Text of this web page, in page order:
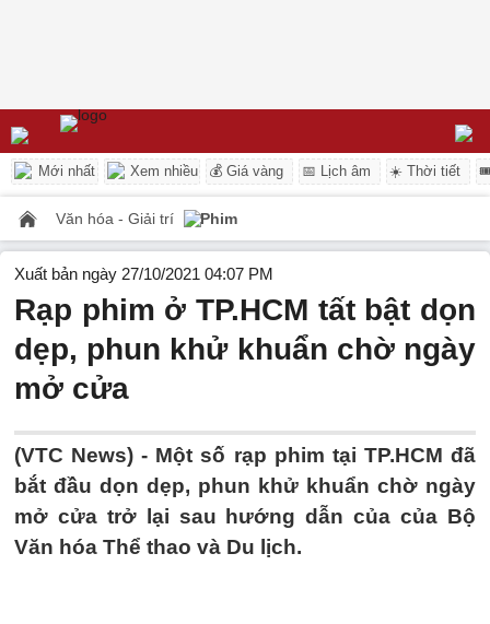
Mới nhất Xem nhiều 💰 Giá vàng 📅 Lịch âm ☀️ Thời tiết
Văn hóa - Giải trí Phim
Xuất bản ngày 27/10/2021 04:07 PM
Rạp phim ở TP.HCM tất bật dọn
dẹp, phun khử khuẩn chờ ngày
mở cửa
(VTC News) - Một số rạp phim tại TP.HCM đã
bắt đầu dọn dẹp, phun khử khuẩn chờ ngày
mở cửa trở lại sau hướng dẫn của của Bộ
Văn hóa Thể thao và Du lịch.